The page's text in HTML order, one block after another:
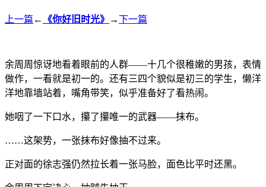
上一篇 ← 《你好旧时光》 →下一篇
余周周惊讶地看着眼前的人群——十几个很稚嫩的男孩，表情
做作，一看就是初一的。还有三四个貌似是初三的学生，懒洋
洋地靠墙站着，嘴角带笑，似乎准备好了看热闹。
她咽了一下口水，攥了攥唯一的武器——抹布。
……这架势，一张抹布好像抽不过来。
正对面的徐志强仍然拉长着一张马脸，面色比平时还黑。